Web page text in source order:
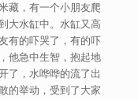
藏，有一个小朋友爬
大水缸中。水缸又高
有的吓哭了，有的吓
他急中生智，抱起地
了，水哗哗的流了出
的举动，受到了大家